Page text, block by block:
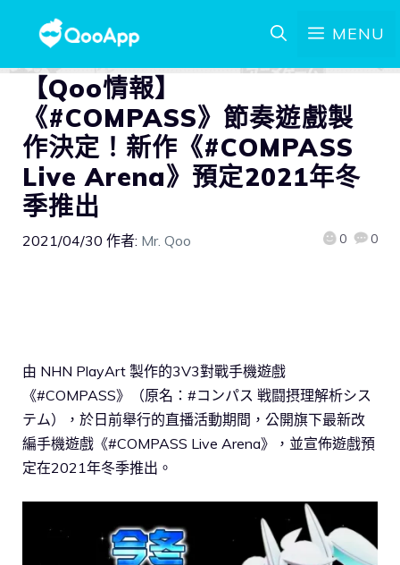
MENU
【Qoo情報】
《#COMPASS》節奏遊戲製
作決定！新作《#COMPASS
Live Arena》預定2021年冬
季推出
2021/04/30 作者: Mr. Qoo 0 0
由 NHN PlayArt 製作的3V3對戰手機遊戲
《#COMPASS》（原名：#コンパス 戦闘摂理解析シス
テム），於日前舉行的直播活動期間，公開旗下最新改
編手機遊戲《#COMPASS Live Arena》，並宣佈遊戲預
定在2021年冬季推出。